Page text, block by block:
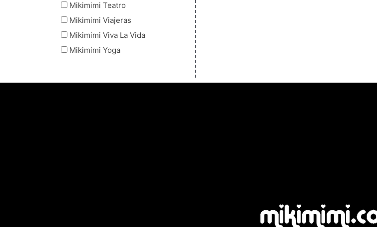
Mikimimi Teatro
Mikimimi Viajeras
Mikimimi Viva La Vida
Mikimimi Yoga